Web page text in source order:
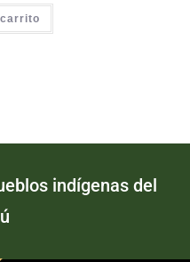
indígenas del